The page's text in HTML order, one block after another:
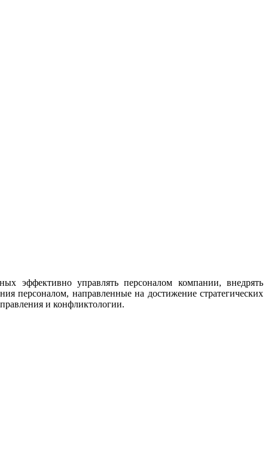
эффективно управлять персоналом компании, внедрять
персоналом, направленные на достижение стратегических
и конфликтологии.